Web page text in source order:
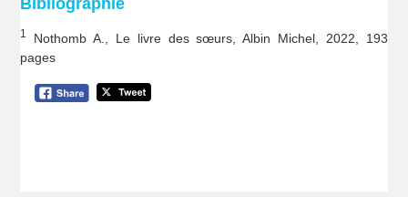
Bibliographie
1
Nothomb A., Le livre des sœurs, Albin Michel, 2022, 193
pages